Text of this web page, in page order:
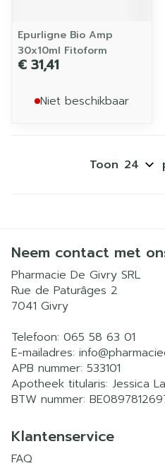
Epurligne Bio Amp
30x10ml Fitoform
€ 31,41
Niet beschikbaar
Toon
Neem contact met
Pharmacie De Givry SRL
Rue de Paturâges 2
7041 Givry
Telefoon: 065 58 63 01
E-mailadres: info@
APB nummer: 533101
Apotheek titularis: Jessica
BTW nummer:
Klantenservice
FAQ